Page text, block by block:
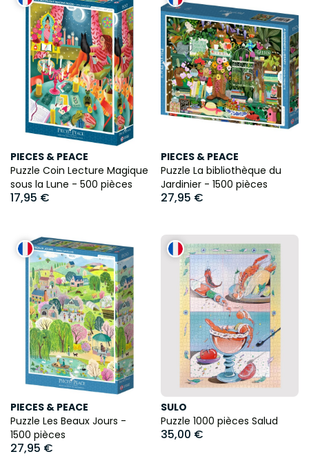
PIECES & PEACE
Puzzle Coin Lecture Magique
sous la Lune - 500 pièces
17,95 €
PIECES & PEACE
Puzzle La bibliothèque du
Jardinier - 1500 pièces
27,95 €
PIECES & PEACE
Puzzle Les Beaux Jours -
1500 pièces
27,95 €
SULO
Puzzle 1000 pièces Salud
35,00 €